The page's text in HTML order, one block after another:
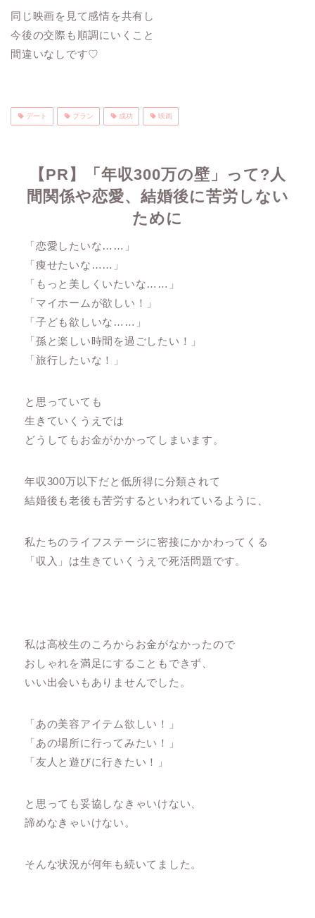
同じ映画を見て感情を共有し
今後の交際も順調にいくこと
間違いなしです♡
デート プラン 成功 映画
【PR】「年収300万の壁」って?人
間関係や恋愛、結婚後に苦労しない
ために
「恋愛したいな……」
「痩せたいな……」
「もっと美しくいたいな……」
「マイホームが欲しい！」
「子ども欲しいな……」
「孫と楽しい時間を過ごしたい！」
「旅行したいな！」
と思っていても
生きていくうえでは
どうしてもお金がかかってしまいます。
年収300万以下だと低所得に分類されて
結婚後も老後も苦労するといわれているように、
私たちのライフステージに密接にかかわってくる
「収入」は生きていくうえで死活問題です。
私は高校生のころからお金がなかったので
おしゃれを満足にすることもできず、
いい出会いもありませんでした。
「あの美容アイテム欲しい！」
「あの場所に行ってみたい！」
「友人と遊びに行きたい！」
と思っても妥協しなきゃいけない、
諦めなきゃいけない。
そんな状況が何年も続いてました。